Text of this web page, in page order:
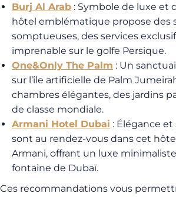
Burj Al Arab : Symbole de luxe et
hôtel emblématique propose des
somptueuses, des services
imprenable sur le golfe Persique.
One&Only The Palm : Un
sur l’île artificielle de Palm
chambres élégantes, des jardins
de classe mondiale.
Armani Hotel Dubai : Élégance
sont au rendez-vous dans cet
Armani, offrant un luxe
fontaine de Dubaï.
Ces recommandations vous